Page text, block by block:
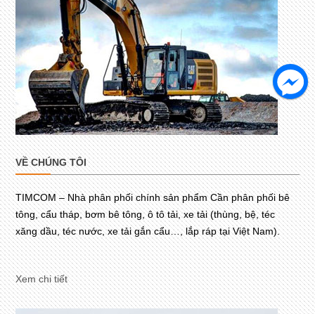
VỀ CHÚNG TÔI
TIMCOM – Nhà phân phối chính sản phẩm Cần phân phối bê
tông, cẩu tháp, bơm bê tông, ô tô tải, xe tải (thùng, bệ, téc
xăng dầu, téc nước, xe tải gắn cẩu…, lắp ráp tại Việt Nam).
Xem chi tiết